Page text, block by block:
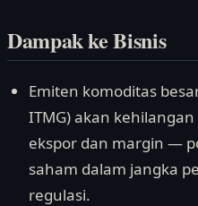
Dampak ke Bisnis
Emiten komoditas besar
ITMG) akan
ekspor dan margin —
saham dalam jangka
regulasi.